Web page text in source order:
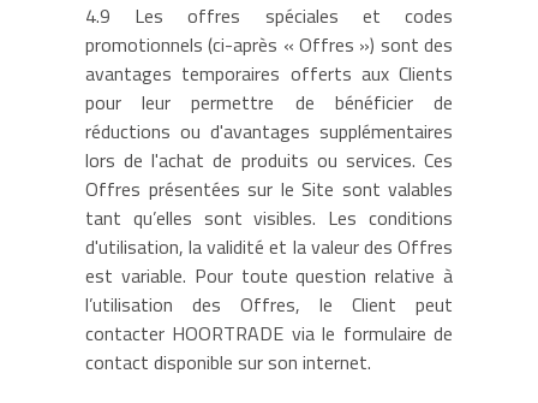
4.9 Les offres spéciales et codes
promotionnels (ci-après « Offres ») sont des
avantages temporaires offerts aux Clients
pour leur permettre de bénéficier de
réductions ou d'avantages supplémentaires
lors de l'achat de produits ou services. Ces
Offres présentées sur le Site sont valables
tant qu’elles sont visibles. Les conditions
d'utilisation, la validité et la valeur des Offres
est variable. Pour toute question relative à
l’utilisation des Offres, le Client peut
contacter HOORTRADE via le formulaire de
contact disponible sur son internet.